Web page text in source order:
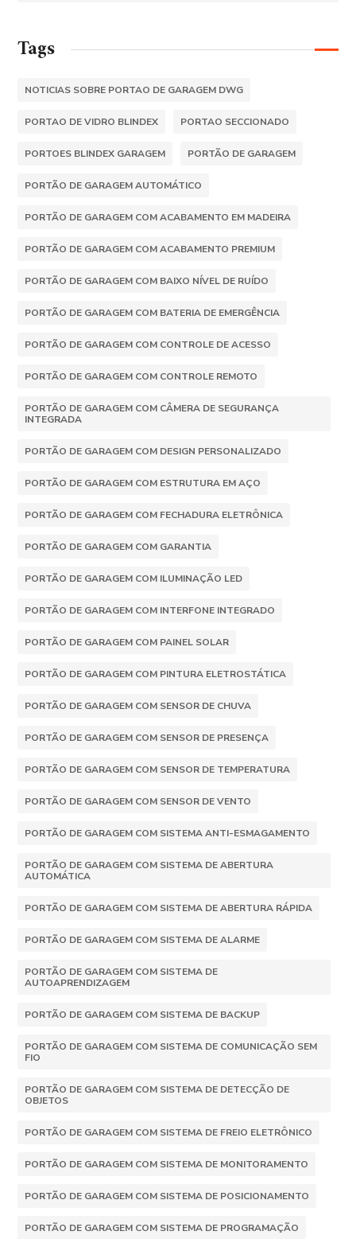
Tags
NOTICIAS SOBRE PORTAO DE GARAGEM DWG
PORTAO DE VIDRO BLINDEX PORTAO SECCIONADO
PORTOES BLINDEX GARAGEM PORTÃO DE GARAGEM
PORTÃO DE GARAGEM AUTOMÁTICO
PORTÃO DE GARAGEM COM ACABAMENTO EM MADEIRA
PORTÃO DE GARAGEM COM ACABAMENTO PREMIUM
PORTÃO DE GARAGEM COM BAIXO NÍVEL DE RUÍDO
PORTÃO DE GARAGEM COM BATERIA DE EMERGÊNCIA
PORTÃO DE GARAGEM COM CONTROLE DE ACESSO
PORTÃO DE GARAGEM COM CONTROLE REMOTO
PORTÃO DE GARAGEM COM CÂMERA DE SEGURANÇA
INTEGRADA
PORTÃO DE GARAGEM COM DESIGN PERSONALIZADO
PORTÃO DE GARAGEM COM ESTRUTURA EM AÇO
PORTÃO DE GARAGEM COM FECHADURA ELETRÔNICA
PORTÃO DE GARAGEM COM GARANTIA
PORTÃO DE GARAGEM COM ILUMINAÇÃO LED
PORTÃO DE GARAGEM COM INTERFONE INTEGRADO
PORTÃO DE GARAGEM COM PAINEL SOLAR
PORTÃO DE GARAGEM COM PINTURA ELETROSTÁTICA
PORTÃO DE GARAGEM COM SENSOR DE CHUVA
PORTÃO DE GARAGEM COM SENSOR DE PRESENÇA
PORTÃO DE GARAGEM COM SENSOR DE TEMPERATURA
PORTÃO DE GARAGEM COM SENSOR DE VENTO
PORTÃO DE GARAGEM COM SISTEMA ANTI-ESMAGAMENTO
PORTÃO DE GARAGEM COM SISTEMA DE ABERTURA
AUTOMÁTICA
PORTÃO DE GARAGEM COM SISTEMA DE ABERTURA RÁPIDA
PORTÃO DE GARAGEM COM SISTEMA DE ALARME
PORTÃO DE GARAGEM COM SISTEMA DE
AUTOAPRENDIZAGEM
PORTÃO DE GARAGEM COM SISTEMA DE BACKUP
PORTÃO DE GARAGEM COM SISTEMA DE COMUNICAÇÃO SEM
FIO
PORTÃO DE GARAGEM COM SISTEMA DE DETECÇÃO DE
OBJETOS
PORTÃO DE GARAGEM COM SISTEMA DE FREIO ELETRÔNICO
PORTÃO DE GARAGEM COM SISTEMA DE MONITORAMENTO
PORTÃO DE GARAGEM COM SISTEMA DE POSICIONAMENTO
PORTÃO DE GARAGEM COM SISTEMA DE PROGRAMAÇÃO